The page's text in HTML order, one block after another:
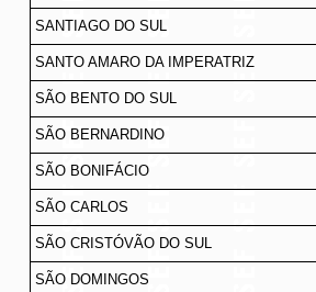
SANTIAGO DO SUL
SANTO AMARO DA IMPERATRIZ
SÃO BENTO DO SUL
SÃO BERNARDINO
SÃO BONIFÁCIO
SÃO CARLOS
SÃO CRISTÓVÃO DO SUL
SÃO DOMINGOS